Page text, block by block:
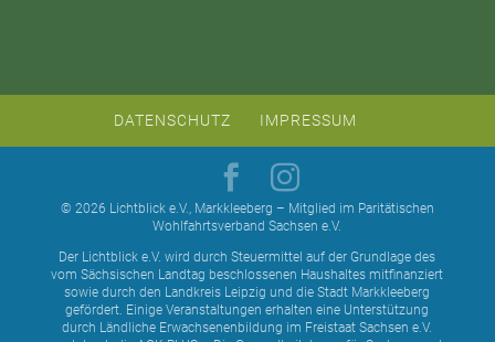
DATENSCHUTZ IMPRESSUM
© 2026 Lichtblick e.V., Markkleeberg – Mitglied im Paritätischen
Wohlfahrtsverband Sachsen e.V.
Der Lichtblick e.V. wird durch Steuermittel auf der Grundlage des
vom Sächsischen Landtag beschlossenen Haushaltes mitfinanziert
sowie durch den Landkreis Leipzig und die Stadt Markkleeberg
gefördert. Einige Veranstaltungen erhalten eine Unterstützung
durch Ländliche Erwachsenenbildung im Freistaat Sachsen e.V.